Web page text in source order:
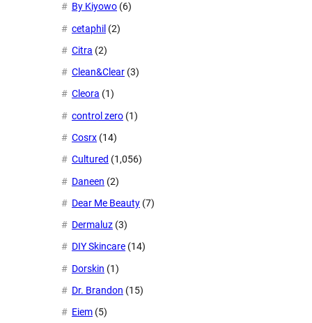
By Kiyowo (6)
cetaphil (2)
Citra (2)
Clean&Clear (3)
Cleora (1)
control zero (1)
Cosrx (14)
Cultured (1,056)
Daneen (2)
Dear Me Beauty (7)
Dermaluz (3)
DIY Skincare (14)
Dorskin (1)
Dr. Brandon (15)
Eiem (5)